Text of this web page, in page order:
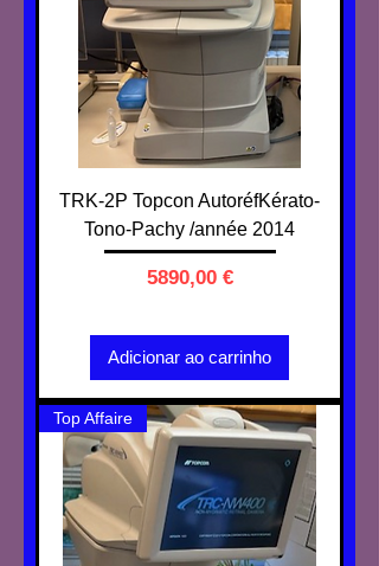
TRK-2P Topcon AutoréfKérato-
Tono-Pachy /année 2014
Preço
5890,00 €
Adicionar ao carrinho
Top Affaire